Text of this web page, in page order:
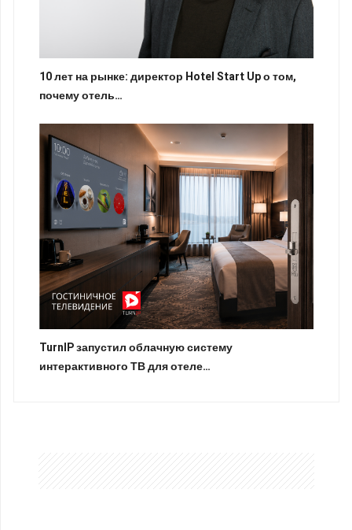
10 лет на рынке: директор Hotel Start Up о том,
почему отель…
TurnIP запустил облачную систему
интерактивного ТВ для отеле…